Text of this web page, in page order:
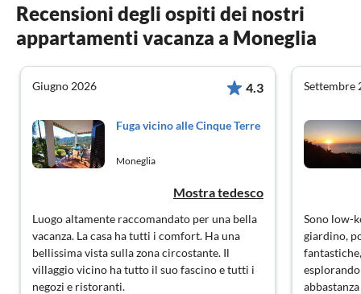
Recensioni degli ospiti dei nostri
appartamenti vacanza a Moneglia
Giugno 2026 4.3
Fuga vicino alle Cinque Terre
Moneglia
Mostra tedesco
Luogo altamente raccomandato per una bella
vacanza. La casa ha tutti i comfort. Ha una
bellissima vista sulla zona circostante. Il
villaggio vicino ha tutto il suo fascino e tutti i
negozi e ristoranti.
Settembre
Sono low-
giardino,